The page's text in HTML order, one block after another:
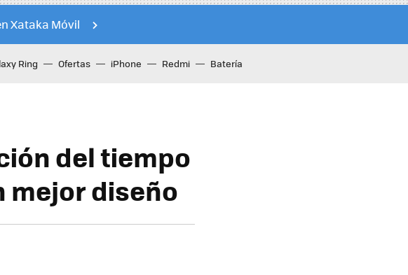
Xataka Móvil
Ring Ofertas iPhone Redmi Batería
del tiempo
mejor diseño